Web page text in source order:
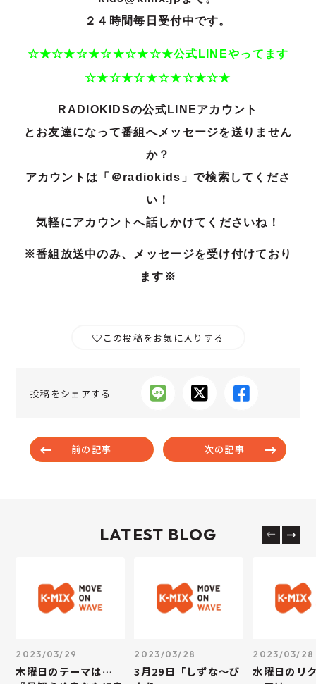
２４時間毎日受付中です。
☆★☆★☆★☆★☆★☆★公式LINEやってます
☆★☆★☆★☆★☆★☆★
RADIOKIDSの公式LINEアカウント
とお友達になって番組へメッセージを送りません
か？
アカウントは「＠radiokids」で検索してくださ
い！
気軽にアカウントへ話しかけてくださいね！
※番組放送中のみ、メッセージを受け付けており
ます※
この投稿をお気に入りする
投稿をシェアする
前の記事 次の記事
LATEST BLOG
2023/03/29
木曜日のテーマは…
2023/03/28
3月29日「しずな～び
2023/03/28
水曜日のリ